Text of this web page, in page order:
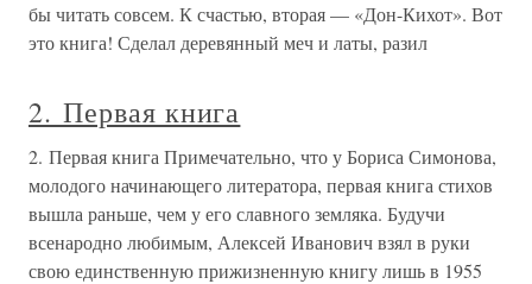
бы читать совсем. К счастью, вторая — «Дон-Кихот». Вот
это книга! Сделал деревянный меч и латы, разил
2. Первая книга
2. Первая книга Примечательно, что у Бориса Симонова,
молодого начинающего литератора, первая книга стихов
вышла раньше, чем у его славного земляка. Будучи
всенародно любимым, Алексей Иванович взял в руки
свою единственную прижизненную книгу лишь в 1955